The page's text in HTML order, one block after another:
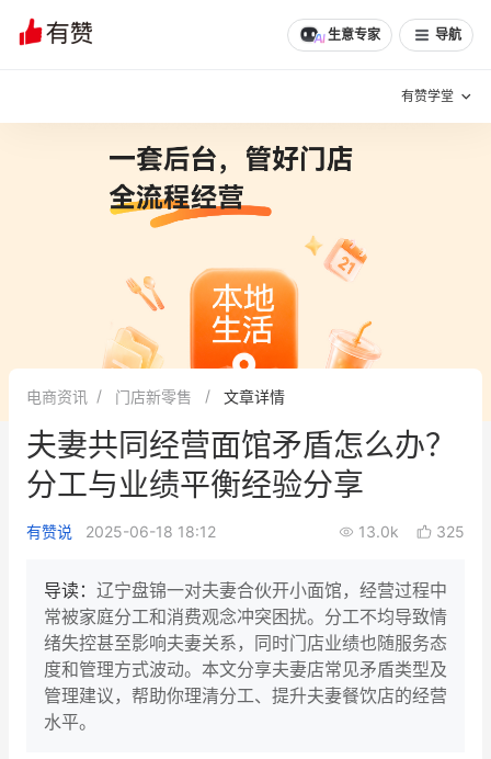
生意专家 导航
有赞学堂
增长方法
有赞专家说
新零售最佳实践
面对面聊增长
新零售大会 新零售茶会
增长产品指南
智库 产品场景库
产品更新动态
文章 问诊 分享
电商资讯 门店新零售 文章详情
夫妻共同经营面馆矛盾怎么办？
分工与业绩平衡经验分享
有赞说 2025-06-18 18:12 13.0k 325
导读： 辽宁盘锦一对夫妻合伙开小面馆，经营过程中
常被家庭分工和消费观念冲突困扰。分工不均导致情
绪失控甚至影响夫妻关系，同时门店业绩也随服务态
度和管理方式波动。本文分享夫妻店常见矛盾类型及
管理建议，帮助你理清分工、提升夫妻餐饮店的经营
水平。